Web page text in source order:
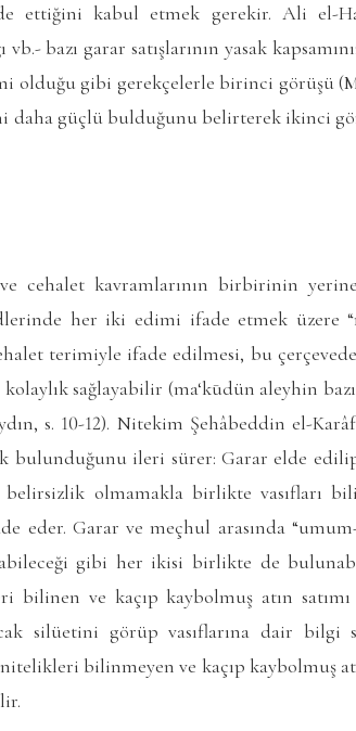
ettiğini kabul etmek gerekir. Ali el-
bazı garar satışlarının yasak
olduğu gibi gerekçelerle birinci görüşü (
daha güçlü bulduğunu belirterek ikinci
cehalet kavramlarının birbirinin
her iki edimi ifade etmek üzere
terimiyle ifade edilmesi, bu
sağlayabilir (ma‘kūdün aleyhin
s. 10-12). Nitekim Şehâbeddin el-
bulunduğunu ileri sürer: Garar elde
olmamakla birlikte vasıfları
eder. Garar ve meçhul arasında
gibi her ikisi birlikte de
bilinen ve kaçıp kaybolmuş atın
silüetini görüp vasıflarına dair bilgi
nitelikleri bilinmeyen ve kaçıp kaybolmuş